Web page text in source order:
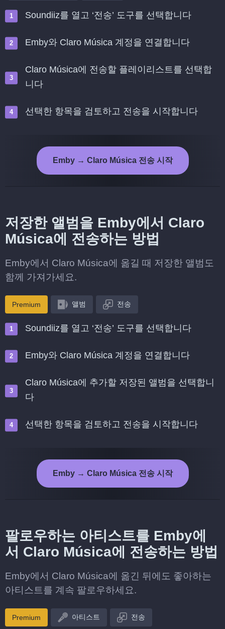
Soundiiz를 열고 ‘전송’ 도구를 선택합니다
Emby와 Claro Música 계정을 연결합니다
Claro Música에 전송할 플레이리스트를 선택합
니다
선택한 항목을 검토하고 전송을 시작합니다
Emby → Claro Música 전송 시작
저장한 앨범을 Emby에서 Claro
Música에 전송하는 방법
Emby에서 Claro Música에 옮길 때 저장한 앨범도
함께 가져가세요.
Premium 앨범 전송
Soundiiz를 열고 ‘전송’ 도구를 선택합니다
Emby와 Claro Música 계정을 연결합니다
Claro Música에 추가할 저장된 앨범을 선택합니
다
선택한 항목을 검토하고 전송을 시작합니다
Emby → Claro Música 전송 시작
팔로우하는 아티스트를 Emby에
서 Claro Música에 전송하는 방법
Emby에서 Claro Música에 옮긴 뒤에도 좋아하는
아티스트를 계속 팔로우하세요.
Premium 아티스트 전송